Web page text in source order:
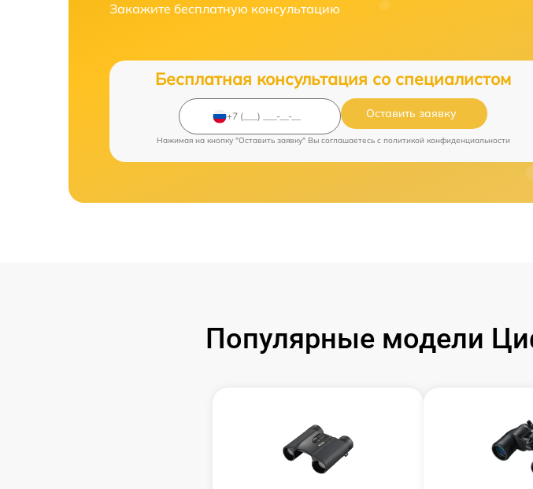
Закажите бесплатную консультацию
Бесплатная консультация со специалистом
Оставить заявку
Нажимая на кнопку "Оставить заявку" Вы соглашаетесь c политикой конфиденциальности
Популярные модели